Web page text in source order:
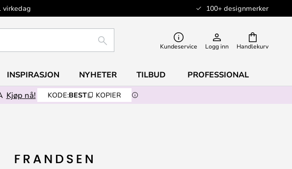
virkedag 100+ designmerker
Handlekurv
SØK Kundeservice Logg inn
INSPIRASJON NYHETER TILBUD
PROFESSIONAL
Kjøp nå! KODE:BEST KOPIER